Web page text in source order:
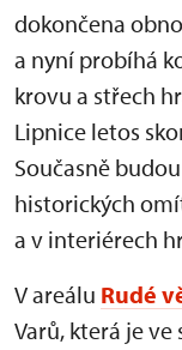
dokončena
a nyní probíhá
krovu a střech
Lipnice letos
Současně
historických
a v interiérech
V areálu Rudé
Varů, která je ve